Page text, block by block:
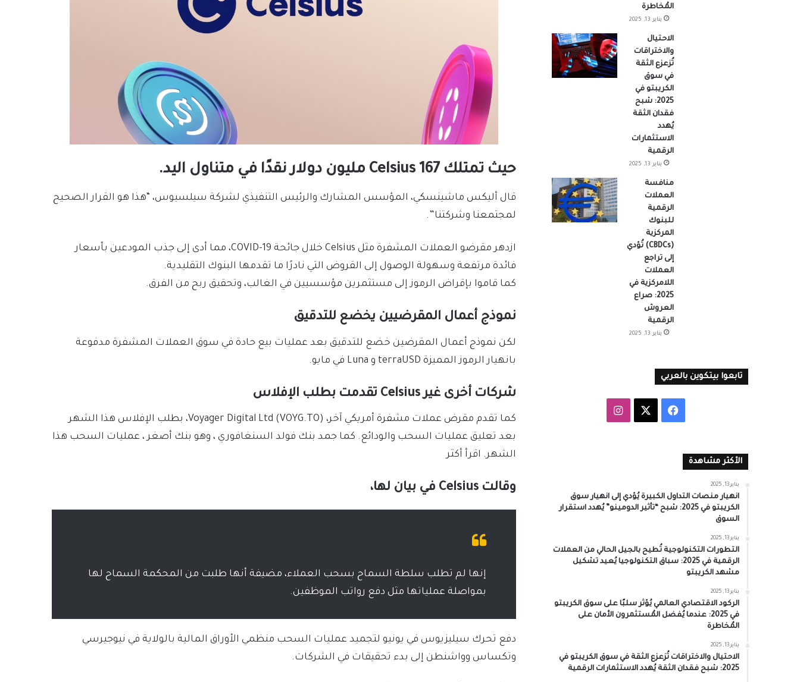
حيث تمتلك Celsius 167 مليون دولار نقدًا في متناول اليد.
قال أليكس ماشينسكي، المؤسس المشارك والرئيس التنفيذي لشركة سيلسيوس، “هذا هو القرار الصحيح
لمجتمعنا وشركتنا”.
ازدهر مقرضو العملات المشفرة مثل Celsius خلال جائحة COVID-19، مما أدى إلى جذب المودعين بأسعار
فائدة مرتفعة وسهولة الوصول إلى القروض التي نادرًا ما تقدمها البنوك التقليدية.
كما قاموا بإقراض الرموز إلى مستثمرين مؤسسيين في الغالب، وتحقيق ربح من الفرق.
نموذج أعمال المقرضيين يخضع للتدقيق
لكن نموذج أعمال المقرضين خضع للتدقيق بعد عمليات بيع حادة في سوق العملات المشفرة مدفوعة
بانهيار الرموز المميزة terraUSD و Luna في مايو.
شركات أخرى غير Celsius تقدمت بطلب الإفلاس
كما تقدم مقرض عملات مشفرة أمريكي آخر، Voyager Digital Ltd (VOYG.TO)، بطلب الإفلاس هذا الشهر
بعد تعليق عمليات السحب والودائع. كما جمد بنك فولد السنغافوري ، وهو بنك أصغر ، عمليات السحب هذا
الشهر. اقرأ أكثر
وقالت Celsius في بيان لها،
إنها لم تطلب سلطة السماح بسحب العملاء، مضيفة أنها طلبت من المحكمة السماح لها
بمواصلة عملياتها مثل دفع رواتب الموظفين.
دفع تحرك سيليزيوس في يونيو لتجميد عمليات السحب منظمي الأوراق المالية بالولاية في نيوجيرسي
وتكساس وواشنطن إلى بدء تحقيقات في الشركات.
المُخاطرة
يناير 13, 2025
الاحتيال
والاختراقات
تُزعزع الثقة
في سوق
الكريبتو في
2025: شبح
فقدان الثقة
يُهدد
الاستثمارات
الرقمية
يناير 13, 2025
منافسة
العملات
الرقمية
للبنوك
المركزية
(CBDCs) تُؤدي
إلى تراجع
العملات
اللامركزية في
2025: صراع
العروش
الرقمية
يناير 13, 2025
تابعوا بيتكوين بالعربي
فيسبوك انستقرام
الأكثر مشاهدة
يناير 13, 2025
انهيار منصات التداول الكبيرة يُؤدي إلى انهيار سوق
الكريبتو في 2025: شبح “تأثير الدومينو” يُهدد استقرار
السوق
يناير 13, 2025
التطورات التكنولوجية تُطيح بالجيل الحالي من العملات
الرقمية في 2025: سباق التكنولوجيا يُعيد تشكيل
مشهد الكريبتو
يناير 13, 2025
الركود الاقتصادي العالمي يُؤثر سلبًا على سوق الكريبتو
في 2025: عندما يُفضل المُستثمرون الأمان على
المُخاطرة
يناير 13, 2025
الاحتيال والاختراقات تُزعزع الثقة في سوق الكريبتو في
2025: شبح فقدان الثقة يُهدد الاستثمارات الرقمية